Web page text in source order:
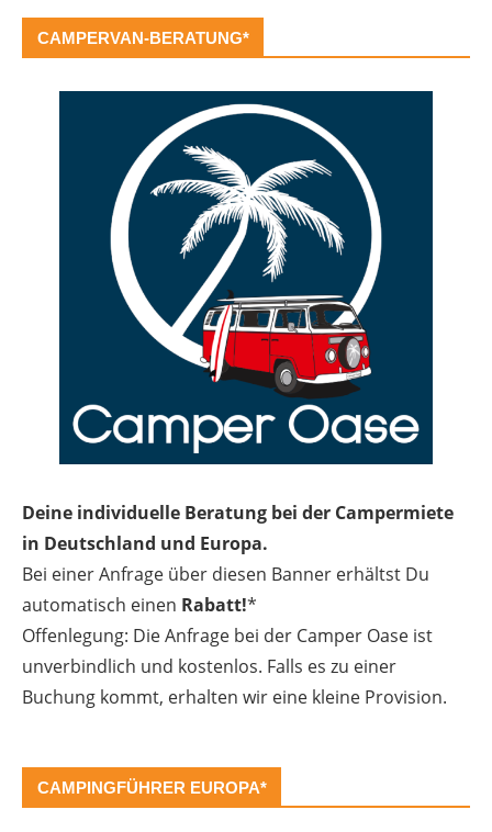
CAMPERVAN-BERATUNG*
Deine individuelle Beratung bei der Campermiete
in Deutschland und Europa.
Bei einer Anfrage über diesen Banner erhältst Du
automatisch einen Rabatt!*
Offenlegung: Die Anfrage bei der Camper Oase ist
unverbindlich und kostenlos. Falls es zu einer
Buchung kommt, erhalten wir eine kleine Provision.
CAMPINGFÜHRER EUROPA*